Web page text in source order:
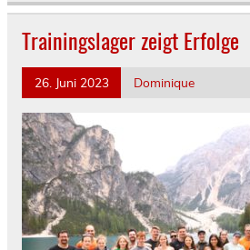
Trainingslager zeigt Erfolge
26. Juni 2023 Dominique